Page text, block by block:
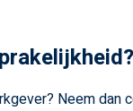
Neem dan